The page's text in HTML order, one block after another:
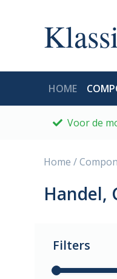
HOME
Voor de
Home /
Handel,
Filters